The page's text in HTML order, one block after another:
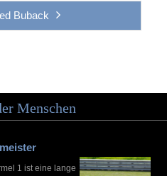
Buback
Menschen
1 ist eine lange